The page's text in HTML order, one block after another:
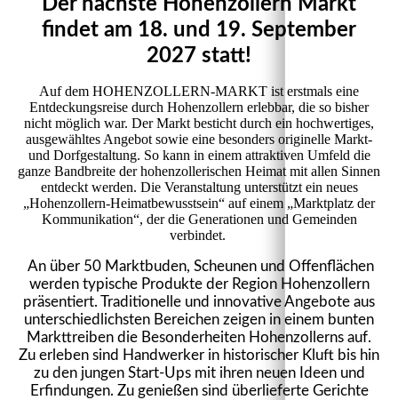
Der nächste Hohenzollern Markt
findet am 18. und 19. September
2027 statt!
Auf dem HOHENZOLLERN-MARKT ist erstmals eine
Entdeckungsreise durch Hohenzollern erlebbar, die so bisher
nicht möglich war. Der Markt besticht durch ein hochwertiges,
ausgewähltes Angebot sowie eine besonders originelle Markt-
und Dorfgestaltung. So kann in einem attraktiven Umfeld die
ganze Bandbreite der hohenzollerischen Heimat mit allen Sinnen
entdeckt werden. Die Veranstaltung unterstützt ein neues
„Hohenzollern-Heimatbewusstsein“ auf einem „Marktplatz der
Kommunikation“, der die Generationen und Gemeinden
verbindet.
An über 50 Marktbuden, Scheunen und Offenflächen
werden typische Produkte der Region Hohenzollern
präsentiert. Traditionelle und innovative Angebote aus
unterschiedlichsten Bereichen zeigen in einem bunten
Markttreiben die Besonderheiten Hohenzollerns auf.
Zu erleben sind Handwerker in historischer Kluft bis hin
zu den jungen Start-Ups mit ihren neuen Ideen und
Erfindungen. Zu genießen sind überlieferte Gerichte